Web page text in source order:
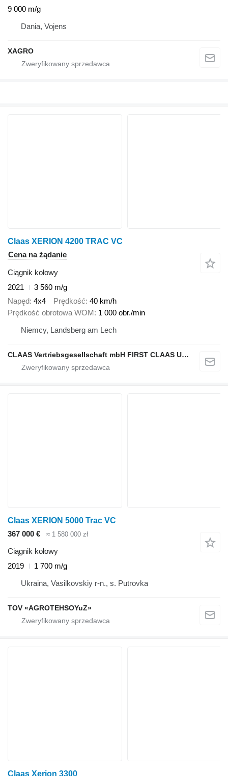
9 000 m/g
Dania, Vojens
XAGRO
Claas XERION 4200 TRAC VC
Cena na żądanie
Ciągnik kołowy
2021
3 560 m/g
Napęd 4x4 Prędkość 40 km/h
Prędkość obrotowa WOM 1 000 obr./min
Niemcy, Landsberg am Lech
CLAAS Vertriebsgesellschaft mbH FIRST CLAAS USED Center
Claas XERION 5000 Trac VC
367 000 €
≈ 1 580 000 zł
Ciągnik kołowy
2019
1 700 m/g
Ukraina, Vasilkovskiy r-n., s. Putrovka
TOV «AGROTEHSOYuZ»
Claas Xerion 3300